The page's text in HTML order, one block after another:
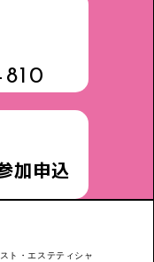
加申込
ト・エステティシャ